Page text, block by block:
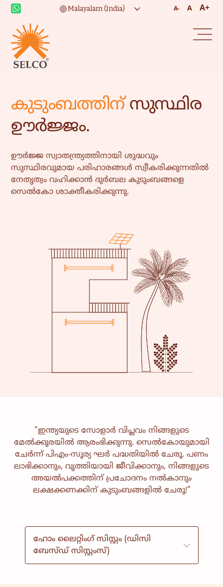
A- A A+
ജീവിതോപായ ആരോഗ്യ സംരക്ഷണം
വിദ്യാഭ്യാസം
സാംസ്കാരിക
സേവനങ്ങൾ
വീട്ടുകാർക്ക് ശക്തി
കുടുംബത്തിന്സുസ്ഥിര
ഊർജ്ജം.
ഊർജ്ജ സ്വാതന്ത്ര്യത്തിനായി ശുദ്ധവും
സുസ്ഥിരവുമായ പരിഹാരങ്ങൾ സ്വീകരിക്കുന്നതിൽ
നേതൃത്വം വഹിക്കാൻ ദുർബല കുടുംബങ്ങളെ
സെൽകോ ശാക്തീകരിക്കുന്നു.
"ഇന്ത്യയുടെ സോളാർ വിപ്ലവം നിങ്ങളുടെ
മേൽക്കൂരയിൽ ആരംഭിക്കുന്നു. സെൽകോയുമായി
ചേർന്ന് പിഎം-സൂര്യ ഘർ പദ്ധതിയിൽ ചേരൂ. പണം
ലാഭിക്കാനും, വൃത്തിയായി ജീവിക്കാനും, നിങ്ങളുടെ
അയൽപക്കത്തിന് പ്രചോദനം നൽകാനും
ലക്ഷക്കണക്കിന് കുടുംബങ്ങളിൽ ചേരൂ!"
ഹോം ലൈറ്റിംഗ് സിസ്റ്റം (ഡിസി
ബേസ്ഡ് സിസ്റ്റംസ്)